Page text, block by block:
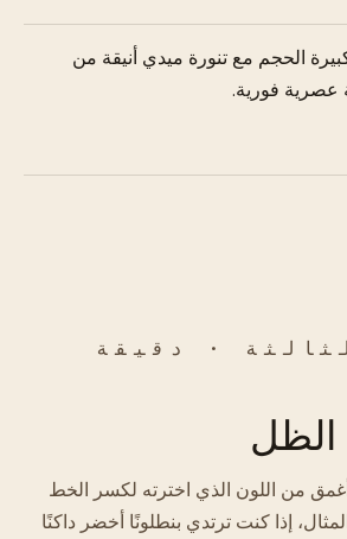
الحجم مع تنورة ميدي أنيقة من
عصرية فورية.
· دقيقة
الظل
من اللون الذي اخترته لكسر الخط
إذا كنت ترتدي بنطلونًا أخضر داكنًا